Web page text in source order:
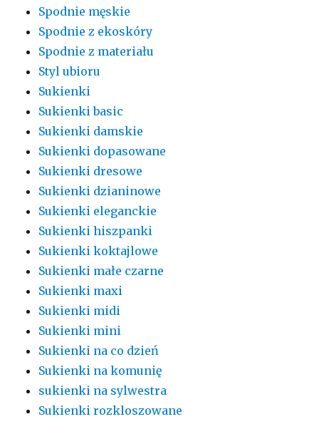
Spodnie męskie
Spodnie z ekoskóry
Spodnie z materiału
Styl ubioru
Sukienki
Sukienki basic
Sukienki damskie
Sukienki dopasowane
Sukienki dresowe
Sukienki dzianinowe
Sukienki eleganckie
Sukienki hiszpanki
Sukienki koktajlowe
Sukienki małe czarne
Sukienki maxi
Sukienki midi
Sukienki mini
Sukienki na co dzień
Sukienki na komunię
sukienki na sylwestra
Sukienki rozkloszowane